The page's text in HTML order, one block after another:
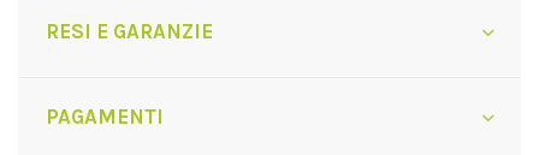
RESI E GARANZIE
PAGAMENTI